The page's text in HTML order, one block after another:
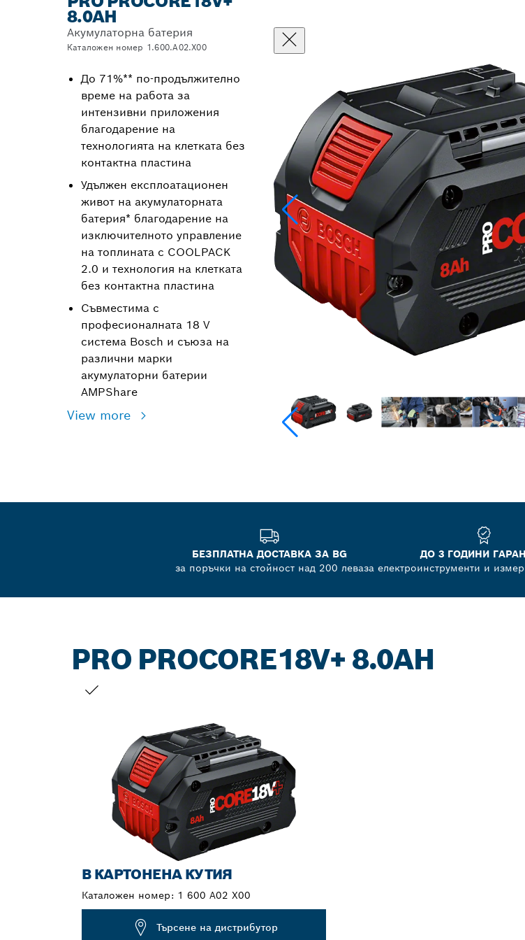
8.0AH
Aкумулаторна батерия
Каталожен номер 1.600.A02.X00
До 71%** по-продължително
време на работа за
интензивни приложения
благодарение на
технологията на клетката без
контактна пластина
Удължен експлоатационен
живот на акумулаторната
батерия* благодарение на
изключителното управление
на топлината с COOLPACK
2.0 и технология на клетката
без контактна пластина
Съвместима с
професионалната 18 V
система Bosch и съюза на
различни марки
акумулаторни батерии
AMPShare
View more
БЕЗПЛАТНА ДОСТАВКА ЗА BG
за поръчки на стойност над 200 лева
ДО 3 ГОДИНИ
за електроинструменти и
PRO PROCORE18V+ 8.0AH
В КАРТОНЕНА КУТИЯ
Каталожен номер: 1 600 A02 X00
Търсене на дистрибутор